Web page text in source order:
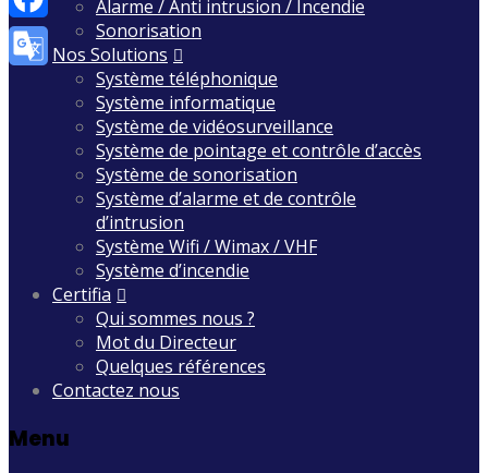
Alarme / Anti intrusion / Incendie
Sonorisation
Nos Solutions
Système téléphonique
Système informatique
Système de vidéosurveillance
Système de pointage et contrôle d’accès
Système de sonorisation
Système d’alarme et de contrôle
d’intrusion
Système Wifi / Wimax / VHF
Système d’incendie
Certifia
Qui sommes nous ?
Mot du Directeur
Quelques références
Contactez nous
Menu
Facebook
Translate